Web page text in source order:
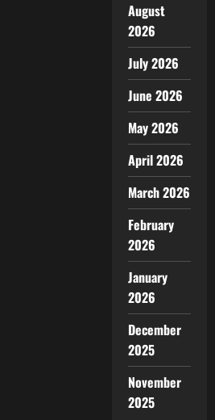
August
2026
July 2026
June 2026
May 2026
April 2026
March 2026
February
2026
January
2026
December
2025
November
2025